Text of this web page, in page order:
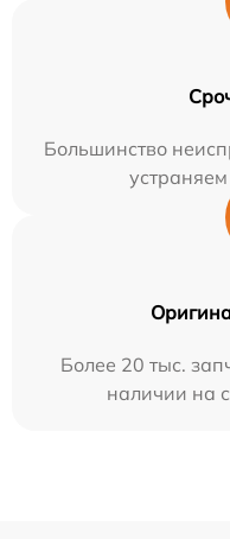
Большинство
Более 20 тыс.
наличии на